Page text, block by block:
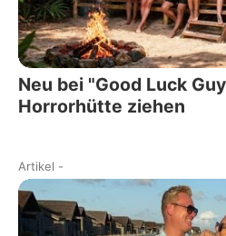
Neu bei "Good Luck
Horrorhütte ziehen
Artikel -